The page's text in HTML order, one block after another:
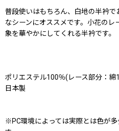
普段使いはもちろん、白地の半衿
なシーンにオススメです。小花のレ
象を華やかにしてくれる半衿です。
ポリエステル100％(レース部分：綿
日本製
※PC環境によっては実際とは色が